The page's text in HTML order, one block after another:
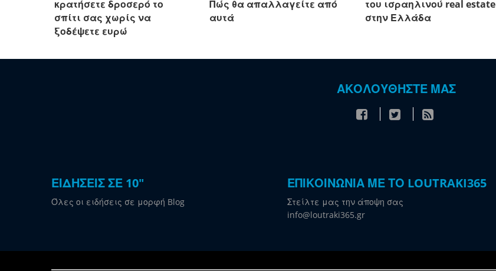
κρατήσετε δροσερό το
σπίτι σας χωρίς να
ξοδέψετε ευρώ
Πώς θα απαλλαγείτε από
αυτά
του ισραηλινού real estate
στην Ελλάδα
ΑΚΟΛΟΥΘΗΣΤΕ ΜΑΣ
ΕΙΔΗΣΕΙΣ ΣΕ 10"
Όλες οι ειδήσεις σε μορφή Blog
ΕΠΙΚΟΙΝΩΝΙΑ ΜΕ ΤΟ LOUTRAKI365
Στείλτε μας την άποψη σας
info@loutraki365.gr